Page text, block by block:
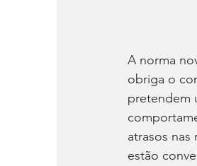
A norma
obriga o
pretendem
atrasos
estão